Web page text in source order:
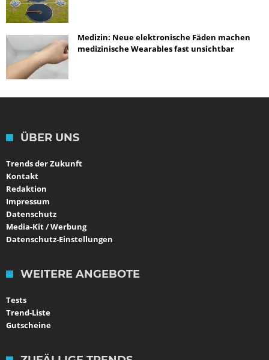
Medizin: Neue elektronische Fäden machen
medizinische Wearables fast unsichtbar
ÜBER UNS
Trends der Zukunft
Kontakt
Redaktion
Impressum
Datenschutz
Media-Kit / Werbung
Datenschutz-Einstellungen
WEITERE ANGEBOTE
Tests
Trend-Liste
Gutscheine